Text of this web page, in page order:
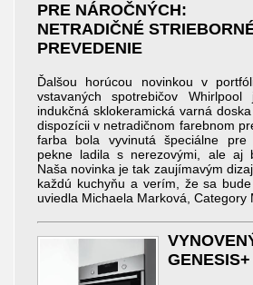
PRE NÁROČNÝCH:
NETRADIČNÉ
PREVEDENIE
Ďalšou horúcou novinkou v
vstavaných spotrebičov Whirlpool
indukčná sklokeramická varná
dispozícii v netradičnom farebnom
farba bola vyvinutá špeciálne
pekne ladila s nerezovými, ale aj
Naša novinka je tak zaujímavým
každú kuchyňu a verím, že sa
uviedla Michaela Marková, Category
GENESIS+